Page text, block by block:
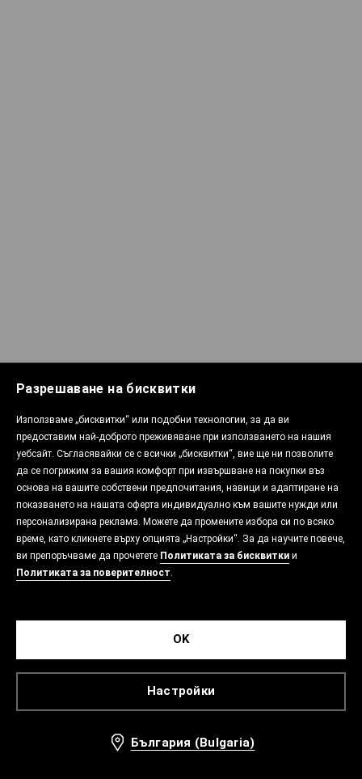
Разрешаване на бисквитки
Използваме „бисквитки“ или подобни технологии, за да ви
предоставим най-доброто преживяване при използването на нашия
уебсайт. Съгласявайки се с всички „бисквитки“, вие ще ни позволите
да се погрижим за вашия комфорт при извършване на покупки въз
основа на вашите собствени предпочитания, навици и адаптиране на
показването на нашата оферта индивидуално към вашите нужди или
персонализирана реклама. Можете да промените избора си по всяко
време, като кликнете върху опцията „Настройки“. За да научите повече,
ви препоръчваме да прочетете Политиката за бисквитки и
Политиката за поверителност.
Настройки
OK
България (Bulgaria)